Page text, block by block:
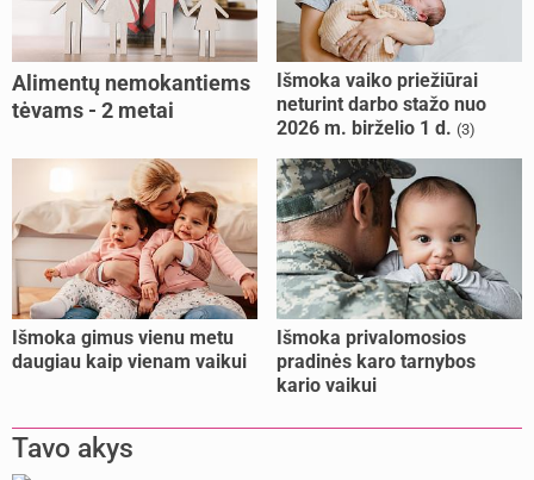
Alimentų nemokantiems
tėvams - 2 metai
Išmoka vaiko priežiūrai
neturint darbo stažo nuo
2026 m. birželio 1 d. (3)
Išmoka gimus vienu metu
daugiau kaip vienam vaikui
Išmoka privalomosios
pradinės karo tarnybos
kario vaikui
Tavo akys